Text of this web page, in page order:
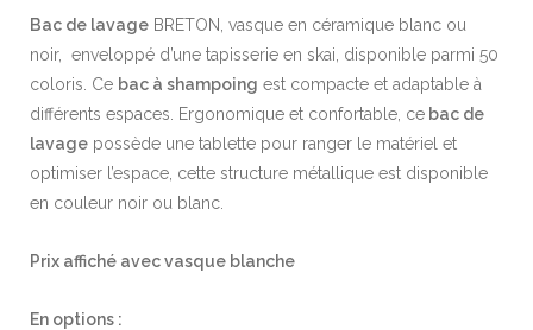
Bac de lavage BRETON, vasque en céramique blanc ou
noir, enveloppé d’une tapisserie en skai, disponible parmi 50
coloris. Ce bac à shampoing est compacte et adaptable à
différents espaces. Ergonomique et confortable, ce bac de
lavage possède une tablette pour ranger le matériel et
optimiser l’espace, cette structure métallique est disponible
en couleur noir ou blanc.
Prix affiché avec vasque blanche
En options :